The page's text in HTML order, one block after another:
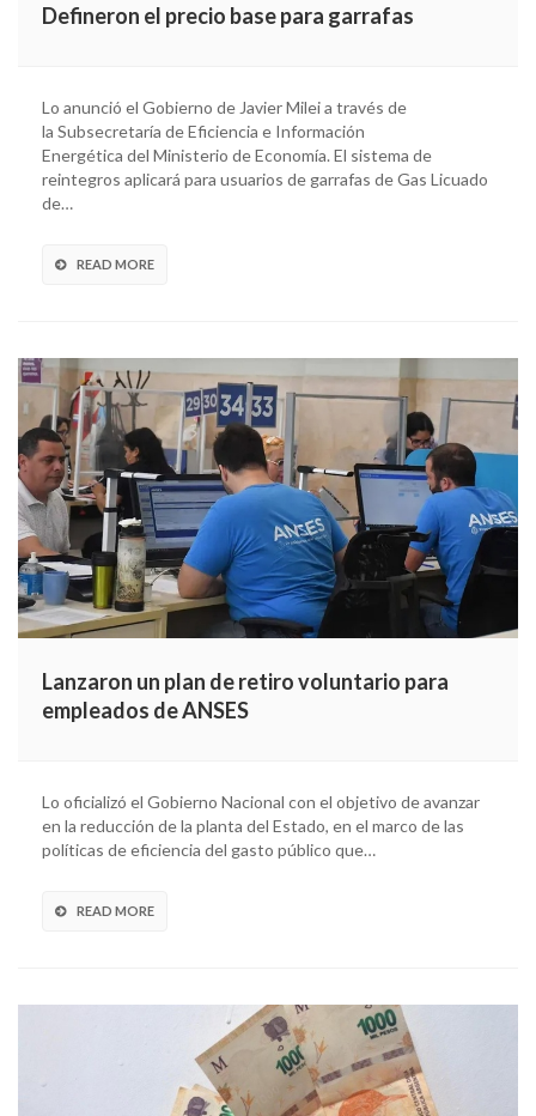
Defineron el precio base para garrafas
Lo anunció el Gobierno de Javier Milei a través de
la Subsecretaría de Eficiencia e Información
Energética del Ministerio de Economía. El sistema de
reintegros aplicará para usuarios de garrafas de Gas Licuado
de…
READ MORE
Lanzaron un plan de retiro voluntario para
empleados de ANSES
Lo oficializó el Gobierno Nacional con el objetivo de avanzar
en la reducción de la planta del Estado, en el marco de las
políticas de eficiencia del gasto público que…
READ MORE